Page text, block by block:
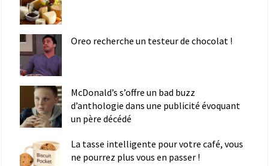
Oreo recherche un testeur de chocolat !
McDonald’s s’offre un bad buzz
d’anthologie dans une publicité évoquant
un père décédé
La tasse intelligente pour votre café, vous
ne pourrez plus vous en passer !